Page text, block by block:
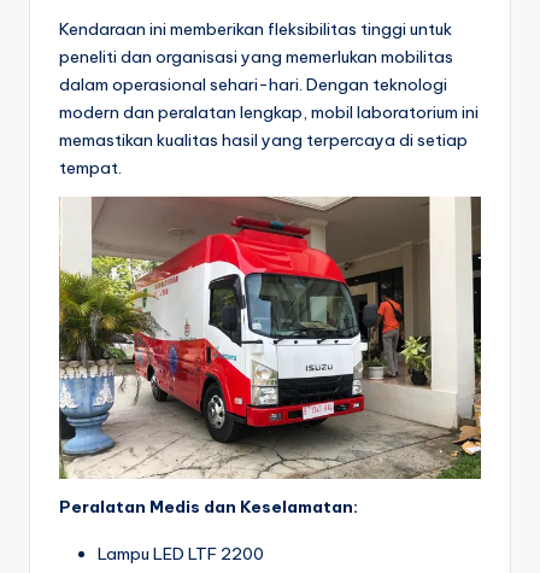
Kendaraan ini memberikan fleksibilitas tinggi untuk
peneliti dan organisasi yang memerlukan mobilitas
dalam operasional sehari-hari. Dengan teknologi
modern dan peralatan lengkap, mobil laboratorium ini
memastikan kualitas hasil yang terpercaya di setiap
tempat.
Peralatan Medis dan Keselamatan:
Lampu LED LTF 2200